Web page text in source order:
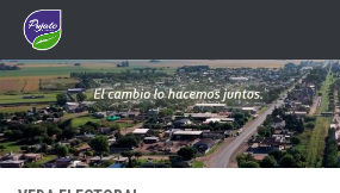
Saltar al contenido